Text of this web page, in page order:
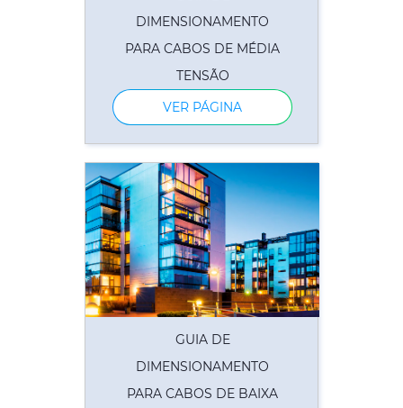
DIMENSIONAMENTO
PARA CABOS DE MÉDIA
TENSÃO
VER PÁGINA
GUIA DE
DIMENSIONAMENTO
PARA CABOS DE BAIXA